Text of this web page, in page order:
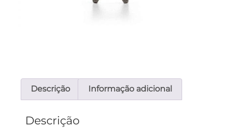
Descrição Informação adicional
Descrição